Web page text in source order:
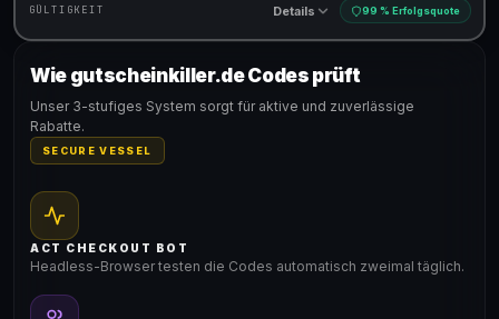
GÜLTIGKEIT Details 99 % Erfolgsquote
Gültig für teilnehmende Produkte
Wie gutscheinkiller.de Codes prüft
Unser 3-stufiges System sorgt für aktive und zuverlässige
Rabatte.
SECURE VESSEL
ACT CHECKOUT BOT
Headless-Browser testen die Codes automatisch zweimal täglich.